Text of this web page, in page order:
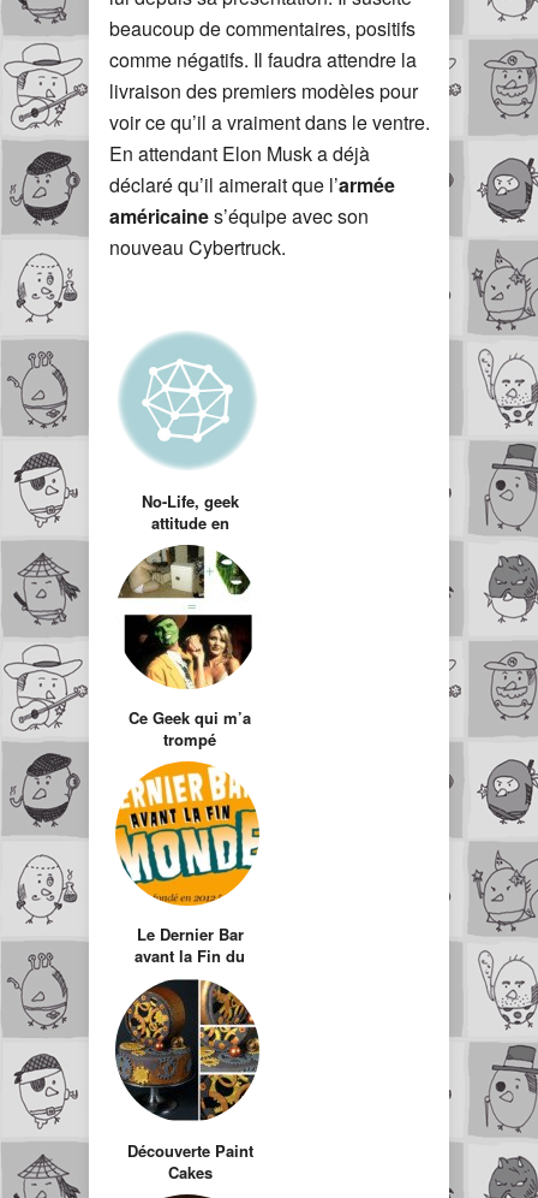
beaucoup de commentaires, positifs
comme négatifs. Il faudra attendre la
livraison des premiers modèles pour
voir ce qu’il a vraiment dans le ventre.
En attendant Elon Musk a déjà
déclaré qu’il aimerait que l’armée
américaines’équipe avec son
nouveau Cybertruck.
No-Life, geek
attitude en
vacances et même
au bureau
Ce Geek qui m’a
trompé
Le Dernier Bar
avant la Fin du
Monde
Découverte Paint
Cakes